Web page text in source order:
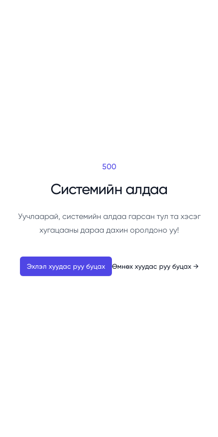
500
Системийн алдаа
Уучлаарай, системийн алдаа гарсан тул та хэсэг
хугацааны дараа дахин оролдоно уу!
Эхлэл хуудас руу буцах Өмнөх хуудас руу буцах →